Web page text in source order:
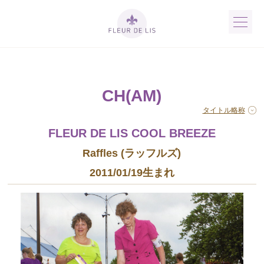
CH(AM)
タイトル略称
FLEUR DE LIS COOL BREEZE
Raffles (ラッフルズ)
2011/01/19生まれ